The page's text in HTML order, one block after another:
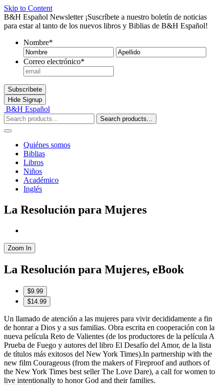
Skip to Content
B&H Español Newsletter ¡Suscríbete a nuestro boletín de noticias
para estar al tanto de los nuevos libros y Biblias de B&H Español!
Nombre*
Nombre
Correo electrónico*
Subscríbete
Hide Signup
B&H Español
Search products...
Quiénes somos
Biblias
Libros
Niños
Académico
Inglés
La Resolución para Mujeres
Zoom In
La Resolución para Mujeres, eBook
$9.99
$14.99
Un llamado de atención a las mujeres para vivir decididamente a fin
de honrar a Dios y a sus familias. Obra escrita en cooperación con la
nueva película Reto de Valientes (de los productores de la película A
Prueba de Fuego y autores del libro El Desafío del Amor, de la lista
de títulos más exitosos del New York Times).In partnership with the
new film Courageous (from the makers of Fireproof and authors of
the New York Times best seller The Love Dare), a call for women to
live intentionally to honor God and their families.